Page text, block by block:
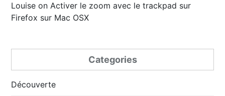
Louise onActiver le zoom avec le trackpad sur
Firefox sur Mac OSX
Categories
Découverte